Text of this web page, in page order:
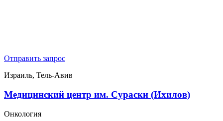
Отправить запрос
Израиль, Тель-Авив
Медицинский центр им. Сураски (Ихилов)
Онкология